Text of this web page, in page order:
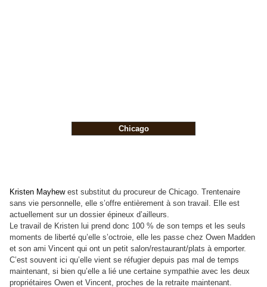
Chicago
Kristen Mayhew est substitut du procureur de Chicago. Trentenaire
sans vie personnelle, elle s’offre entièrement à son travail. Elle est
actuellement sur un dossier épineux d’ailleurs.
Le travail de Kristen lui prend donc 100 % de son temps et les seuls
moments de liberté qu’elle s’octroie, elle les passe chez Owen Madden
et son ami Vincent qui ont un petit salon/restaurant/plats à emporter.
C’est souvent ici qu’elle vient se réfugier depuis pas mal de temps
maintenant, si bien qu’elle a lié une certaine sympathie avec les deux
propriétaires Owen et Vincent, proches de la retraite maintenant.